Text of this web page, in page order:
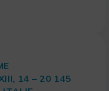
14 – 20 145